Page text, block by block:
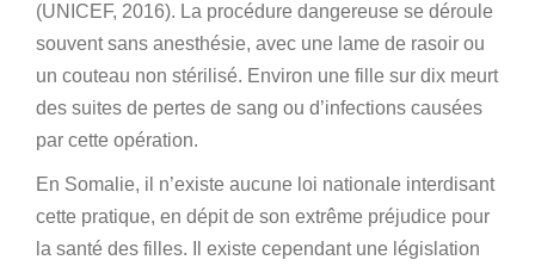
(UNICEF, 2016). La procédure dangereuse se déroule
souvent sans anesthésie, avec une lame de rasoir ou
un couteau non stérilisé. Environ une fille sur dix meurt
des suites de pertes de sang ou d’infections causées
par cette opération.
En Somalie, il n’existe aucune loi nationale interdisant
cette pratique, en dépit de son extrême préjudice pour
la santé des filles. Il existe cependant une législation